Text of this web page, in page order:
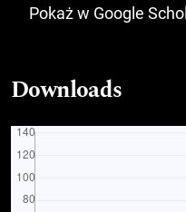
Pokaż w Google
Downloads